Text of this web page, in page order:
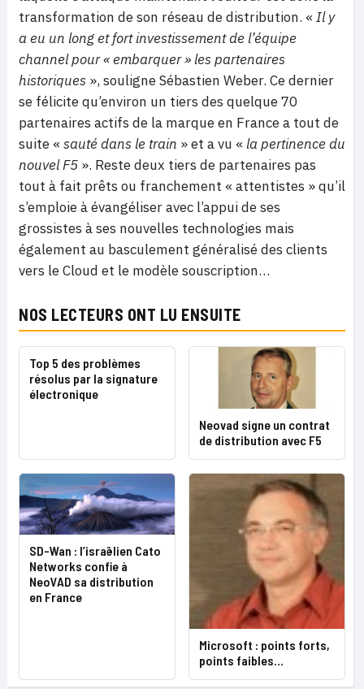
transformation de son réseau de distribution. « Il y
a eu un long et fort investissement de l’équipe
channel pour « embarquer » les partenaires
historiques », souligne Sébastien Weber. Ce dernier
se félicite qu’environ un tiers des quelque 70
partenaires actifs de la marque en France a tout de
suite « sauté dans le train » et a vu « la pertinence du
nouvel F5 ». Reste deux tiers de partenaires pas
tout à fait prêts ou franchement « attentistes » qu’il
s’emploie à évangéliser avec l’appui de ses
grossistes à ses nouvelles technologies mais
également au basculement généralisé des clients
vers le Cloud et le modèle souscription…
NOS LECTEURS ONT LU ENSUITE
Top 5 des problèmes
résolus par la signature
électronique
Neovad signe un contrat
de distribution avec F5
SD-Wan : l’israëlien Cato
Networks confie à
NeoVAD sa distribution
en France
Microsoft : points forts,
points faibles…